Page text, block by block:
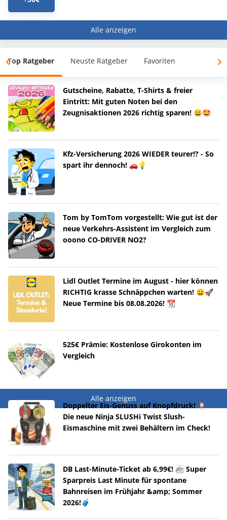
Alle anzeigen
Top Ratgeber Neuste Ratgeber Favoriten
Gutscheine, Rabatte, T-Shirts & freier
Eintritt: Mit guten Noten bei den
Zeugnisaktionen 2026 richtig sparen! 😀🤩
Kfz-Versicherung 2026 WIEDER teurer!? - So
spart ihr dennoch! 🚗💡
Tom by TomTom vorgestellt: Wie gut ist der
neue Verkehrs-Assistent im Vergleich zum
ooono CO-DRIVER NO2?
Lidl Outlet Termine im August - hier können
RICHTIG krasse Schnäppchen warten! 😀🚀
Neue Termine bis 08.08.2026! 📆
525€ Prämie: Kostenlose Girokonten im
Vergleich
Alle anzeigen
Doppelter Eis-Genuss auf Knopfdruck! 🍹
Die neue Ninja SLUSHi Twist Slush-
Eismaschine mit zwei Behältern im Check!
DB Last-Minute-Ticket ab 6,99€! 🚈 Super
Sparpreis Last Minute für spontane
Bahnreisen im Frühjahr &amp; Sommer
2026!🧳